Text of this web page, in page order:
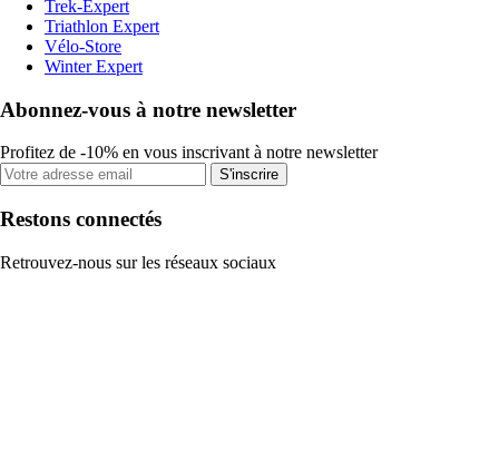
Trek-Expert
Triathlon Expert
Vélo-Store
Winter Expert
Abonnez-vous à notre newsletter
Profitez de -10% en vous inscrivant à notre newsletter
S'inscrire
Restons connectés
Retrouvez-nous sur les réseaux sociaux